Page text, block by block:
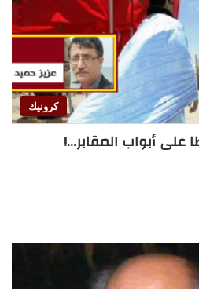
كرونيك
أبواب المقابر…!